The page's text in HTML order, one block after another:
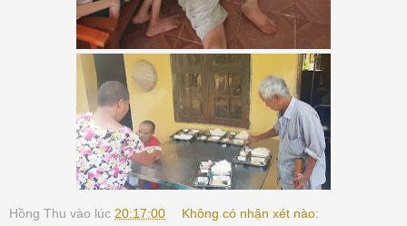
Hồng Thu vào lúc 20:17:00 Không có nhận xét nào: